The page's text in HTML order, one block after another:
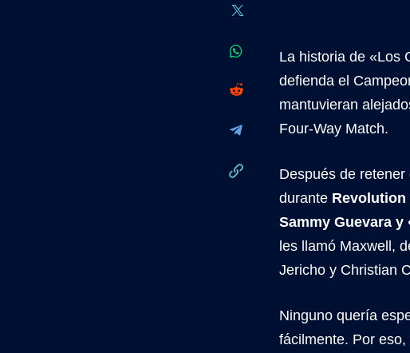
La historia de «Los
defienda el
mantuvieran
Four-Way Match.
Después de
durante Revolution
Sammy Guevara
les llamó Maxwell,
Jericho y Christian
Ninguno quería
fácilmente. Por